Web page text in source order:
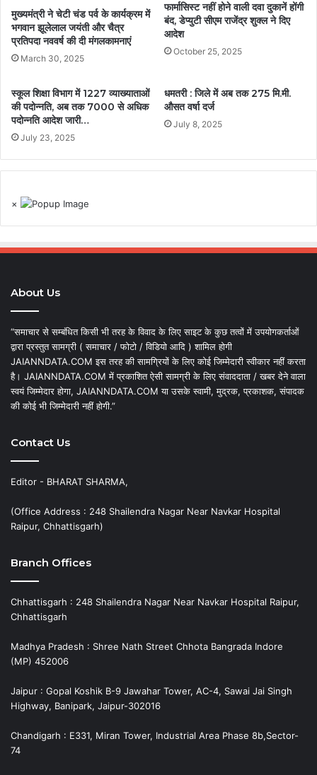
मुख्यमंत्री ने चेटी चंड पर्व के कार्यक्रम में
भगवान झूलेलाल जयंती और चैत्र
प्रतिपदा नववर्ष की दी मंगलकामनाएं
March 30, 2025
फार्मासिस्ट नहीं होने वाली दवा दुकानें होंगी
बंद, डेप्युटी सीएम राजेंद्र शुक्ल ने दिए
आदेश
October 25, 2025
स्कूल शिक्षा विभाग में 1227 व्याख्याताओं
की पदोन्नति, अब तक 7000 से अधिक
पदोन्नति आदेश जारी…
July 23, 2025
धमतरी : जिले में अब तक 275 मि.मी.
औसत वर्षा दर्ज
July 8, 2025
×
About Us
“समाचार से सम्बंधित किसी भी तरह के विवाद के लिए साइट के कुछ तत्वों में उपयोगकर्ताओं
द्वारा प्रस्तुत सामग्री ( समाचार / फोटो / विडियो आदि ) शामिल होगी
JAIANNDATA.COM इस तरह की सामग्रियों के लिए कोई जिम्मेदारी स्वीकार नहीं करता
है। JAIANNDATA.COM में प्रकाशित ऐसी सामग्री के लिए संवाददाता / खबर देने वाला
स्वयं जिम्मेदार होगा, JAIANNDATA.COM या उसके स्वामी, मुद्रक, प्रकाशक, संपादक
की कोई भी जिम्मेदारी नहीं होगी.”
Contact Us
Editor - BHARAT SHARMA,
(Office Address : 248 Shailendra Nagar Near Navkar Hospital
Raipur, Chhattisgarh)
Branch Offices
Chhattisgarh : 248 Shailendra Nagar Near Navkar Hospital Raipur,
Chhattisgarh
Madhya Pradesh : Shree Nath Street Chhota Bangrada Indore
(MP) 452006
Jaipur : Gopal Koshik B-9 Jawahar Tower, AC-4, Sawai Jai Singh
Highway, Banipark, Jaipur-302016
Chandigarh : E331, Miran Tower, Industrial Area Phase 8b,Sector-
74